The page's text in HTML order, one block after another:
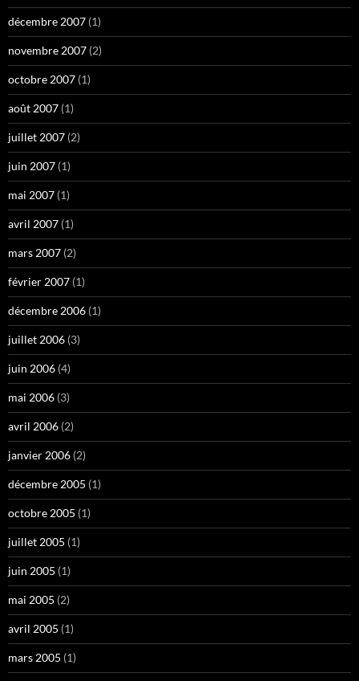
décembre 2007 (1)
novembre 2007 (2)
octobre 2007 (1)
août 2007 (1)
juillet 2007 (2)
juin 2007 (1)
mai 2007 (1)
avril 2007 (1)
mars 2007 (2)
février 2007 (1)
décembre 2006 (1)
juillet 2006 (3)
juin 2006 (4)
mai 2006 (3)
avril 2006 (2)
janvier 2006 (2)
décembre 2005 (1)
octobre 2005 (1)
juillet 2005 (1)
juin 2005 (1)
mai 2005 (2)
avril 2005 (1)
mars 2005 (1)